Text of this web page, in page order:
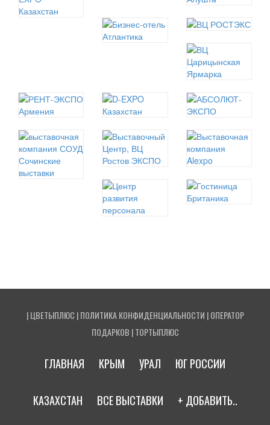
|ЦВЕТЫПЛЮС |ПОЛИТИКА КОНФИДЕНЦИАЛЬНОСТИ |ОПЕРАТОР
ПОДАРКОВ |ТОРТЫПЛЮС
ГЛАВНАЯ КРЫМ УРАЛ ЮГ РОССИИ
КАЗАХСТАН ВСЕ ВЫСТАВКИ + ДОБАВИТЬ..